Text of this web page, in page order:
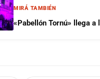
MIRÁ TAMBIÉN
«Pabellón Tornú» llega a